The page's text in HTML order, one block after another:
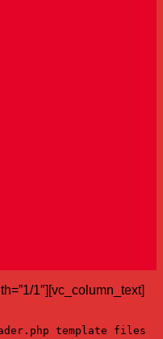
1″][vc_column_text]
template files